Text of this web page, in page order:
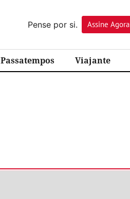
Pense por si.
Assine Agora
Passatempos Viajante